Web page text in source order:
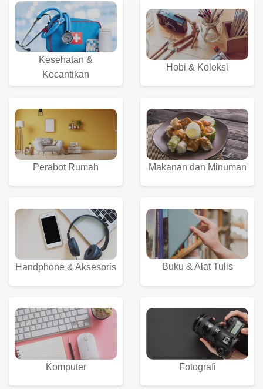
Kesehatan &
Kecantikan
Hobi & Koleksi
Perabot Rumah Makanan dan Minuman
Handphone & Aksesoris Buku & Alat Tulis
Komputer Fotografi